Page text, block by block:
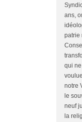
ans,
patrie
qui
notre
le
neuf
la